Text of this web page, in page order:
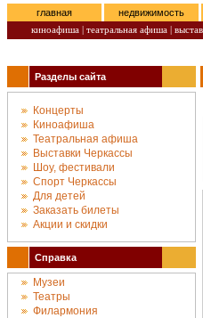
главная недвижимость
киноафиша | театральная афиша |
Разделы сайта
Концерты
Киноафиша
Театральная афиша
Выставки Черкассы
Шоу, фестивали
Спорт Черкассы
Для детей
Заказать билеты
Акции и скидки
Справка
Музеи
Театры
Филармония